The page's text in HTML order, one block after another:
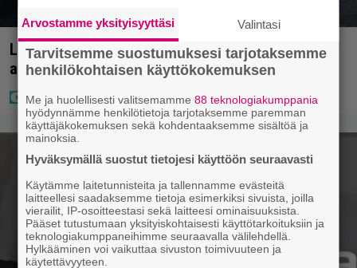
Laulaja Mirellan rantakuvat ovat täynnä lomaa,
aurinkoa ja iloa
Arvostamme yksityisyyttäsi Valintasi
Tarvitsemme suostumuksesi tarjotaksemme
henkilökohtaisen käyttökokemuksen
Me ja huolellisesti valitsemamme88 teknologiakumppania
hyödynnämme henkilötietoja tarjotaksemme paremman
käyttäjäkokemuksen sekä kohdentaaksemme sisältöä ja
mainoksia.
Hyväksymällä suostut tietojesi käyttöön seuraavasti
Käytämme laitetunnisteita ja tallennamme evästeitä
laitteellesi saadaksemme tietoja esimerkiksi sivuista, joilla
vierailit, IP-osoitteestasi sekä laitteesi ominaisuuksista.
Pääset tutustumaan yksityiskohtaisesti käyttötarkoituksiin ja
teknologiakumppaneihimme seuraavalla välilehdellä.
Hylkääminen voi vaikuttaa sivuston toimivuuteen ja
käytettävyyteen.